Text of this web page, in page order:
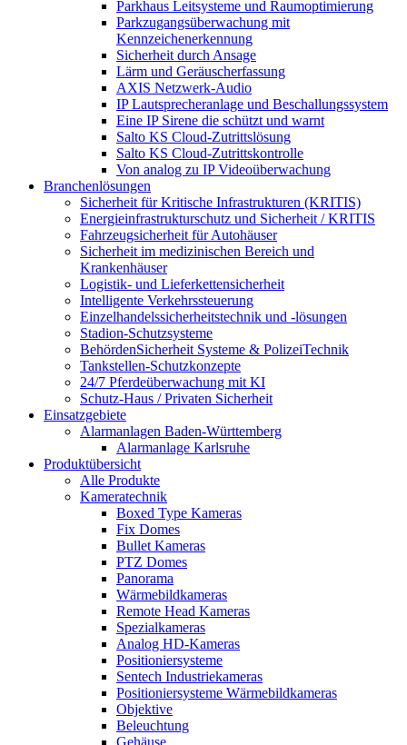
Parkhaus Leitsysteme und Raumoptimierung
Parkzugangsüberwachung mit
Kennzeichenerkennung
Sicherheit durch Ansage
Lärm und Geräuscherfassung
AXIS Netzwerk-Audio
IP Lautsprecheranlage und Beschallungssystem
Eine IP Sirene die schützt und warnt
Salto KS Cloud-Zutrittslösung
Salto KS Cloud-Zutrittskontrolle
Von analog zu IP Videoüberwachung
Branchenlösungen
Sicherheit für Kritische Infrastrukturen (KRITIS)
Energieinfrastrukturschutz und Sicherheit / KRITIS
Fahrzeugsicherheit für Autohäuser
Sicherheit im medizinischen Bereich und
Krankenhäuser
Logistik- und Lieferkettensicherheit
Intelligente Verkehrssteuerung
Einzelhandelssicherheitstechnik und -lösungen
Stadion-Schutzsysteme
BehördenSicherheit Systeme & PolizeiTechnik
Tankstellen-Schutzkonzepte​
24/7 Pferdeüberwachung mit KI
Schutz-Haus / Privaten Sicherheit
Einsatzgebiete
Alarmanlagen Baden-Württemberg
Alarmanlage Karlsruhe
Produktübersicht
Alle Produkte
Kameratechnik
Boxed Type Kameras
Fix Domes
Bullet Kameras
PTZ Domes
Panorama
Wärmebildkameras
Remote Head Kameras
Spezialkameras
Analog HD-Kameras
Positioniersysteme
Sentech Industriekameras
Positioniersysteme Wärmebildkameras
Objektive
Beleuchtung
Gehäuse